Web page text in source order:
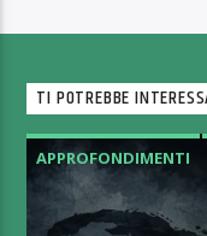
TI POTREBBE
APPROFONDIMENTI